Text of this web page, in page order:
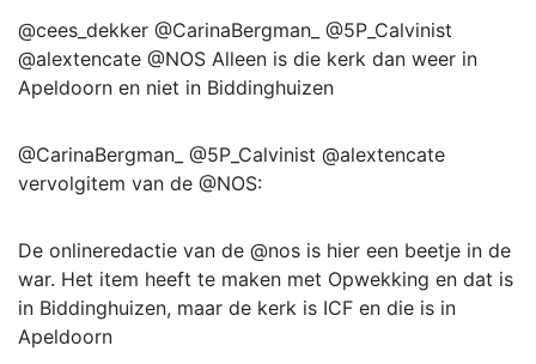
@cees_dekker @CarinaBergman_ @5P_Calvinist
@alextencate @NOS Alleen is die kerk dan weer in
Apeldoorn en niet in Biddinghuizen
@CarinaBergman_ @5P_Calvinist @alextencate
vervolgitem van de @NOS:
De onlineredactie van de @nos is hier een beetje in de
war. Het item heeft te maken met Opwekking en dat is
in Biddinghuizen, maar de kerk is ICF en die is in
Apeldoorn